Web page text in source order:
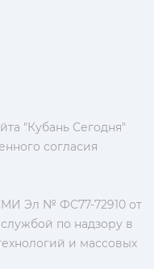
"Кубань Сегодня"
согласия
Эл № ФС77-72910 от
по надзору в
и массовых